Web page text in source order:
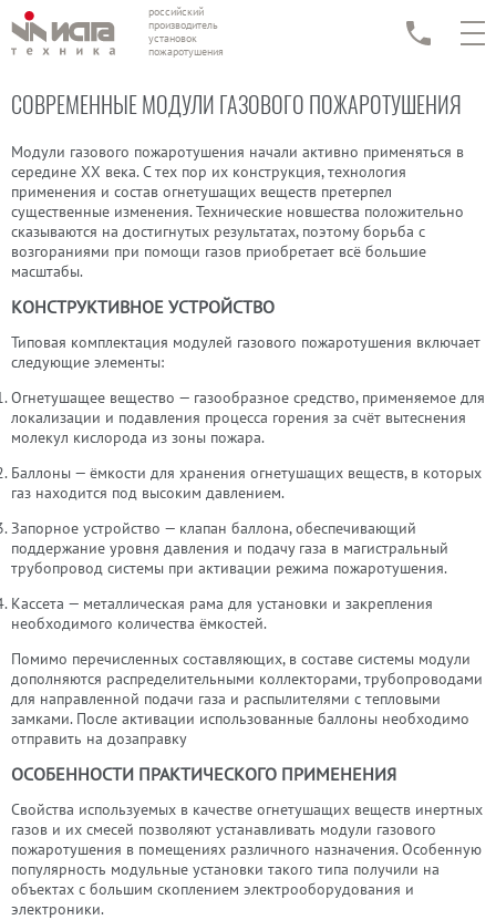
российский
производитель
установок
пожаротушения
СОВРЕМЕННЫЕ МОДУЛИ ГАЗОВОГО ПОЖАРОТУШЕНИЯ
Модули газового пожаротушения начали активно применяться в
середине XX века. С тех пор их конструкция, технология
применения и состав огнетушащих веществ претерпел
существенные изменения. Технические новшества положительно
сказываются на достигнутых результатах, поэтому борьба с
возгораниями при помощи газов приобретает всё большие
масштабы.
КОНСТРУКТИВНОЕ УСТРОЙСТВО
Типовая комплектация модулей газового пожаротушения включает
следующие элементы:
Огнетушащее вещество — газообразное средство, применяемое для
локализации и подавления процесса горения за счёт вытеснения
молекул кислорода из зоны пожара.
Баллоны — ёмкости для хранения огнетушащих веществ, в которых
газ находится под высоким давлением.
Запорное устройство — клапан баллона, обеспечивающий
поддержание уровня давления и подачу газа в магистральный
трубопровод системы при активации режима пожаротушения.
Кассета — металлическая рама для установки и закрепления
необходимого количества ёмкостей.
Помимо перечисленных составляющих, в составе системы модули
дополняются распределительными коллекторами, трубопроводами
для направленной подачи газа и распылителями с тепловыми
замками. После активации использованные баллоны необходимо
отправить на дозаправку
ОСОБЕННОСТИ ПРАКТИЧЕСКОГО ПРИМЕНЕНИЯ
Свойства используемых в качестве огнетушащих веществ инертных
газов и их смесей позволяют устанавливать модули газового
пожаротушения в помещениях различного назначения. Особенную
популярность модульные установки такого типа получили на
объектах с большим скоплением электрооборудования и
электроники.